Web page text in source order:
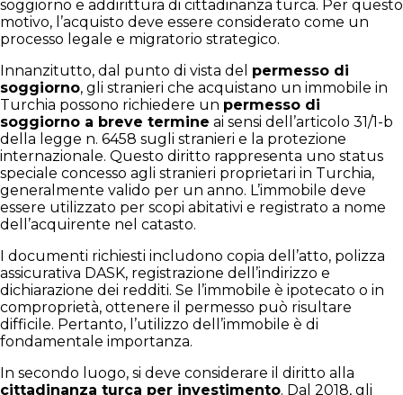
soggiorno e addirittura di cittadinanza turca. Per questo
motivo, l’acquisto deve essere considerato come un
processo legale e migratorio strategico.
Innanzitutto, dal punto di vista del permesso di
soggiorno, gli stranieri che acquistano un immobile in
Turchia possono richiedere un permesso di
soggiorno a breve termine ai sensi dell’articolo 31/1-b
della legge n. 6458 sugli stranieri e la protezione
internazionale. Questo diritto rappresenta uno status
speciale concesso agli stranieri proprietari in Turchia,
generalmente valido per un anno. L’immobile deve
essere utilizzato per scopi abitativi e registrato a nome
dell’acquirente nel catasto.
I documenti richiesti includono copia dell’atto, polizza
assicurativa DASK, registrazione dell’indirizzo e
dichiarazione dei redditi. Se l’immobile è ipotecato o in
comproprietà, ottenere il permesso può risultare
difficile. Pertanto, l’utilizzo dell’immobile è di
fondamentale importanza.
In secondo luogo, si deve considerare il diritto alla
cittadinanza turca per investimento. Dal 2018, gli